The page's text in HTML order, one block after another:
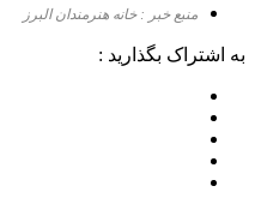
منبع خبر : خانه هنرمندان البرز
به اشتراک بگذارید :